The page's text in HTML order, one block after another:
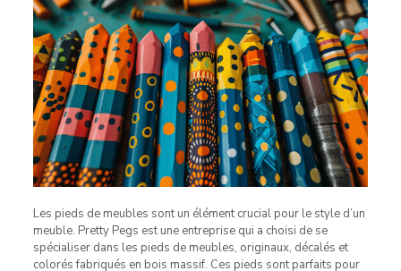
Les pieds de meubles sont un élément crucial pour le style d’un
meuble. Pretty Pegs est une entreprise qui a choisi de se
spécialiser dans les pieds de meubles, originaux, décalés et
colorés fabriqués en bois massif. Ces pieds sont parfaits pour